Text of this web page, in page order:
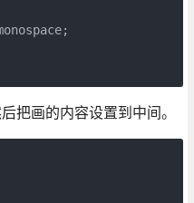
把画的内容设置到中间。